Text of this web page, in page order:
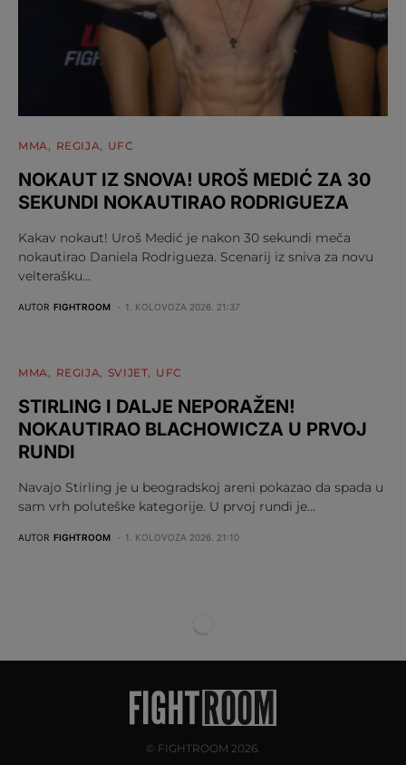
MMA REGIJA UFC
NOKAUT IZ SNOVA! UROŠ MEDIĆ ZA 30
SEKUNDI NOKAUTIRAO RODRIGUEZA
Kakav nokaut! Uroš Medić je nakon 30 sekundi meča
nokautirao Daniela Rodrigueza. Scenarij iz sniva za novu
velterašku…
AUTOR FIGHTROOM 1. KOLOVOZA 2026. 21:37
MMA REGIJA SVIJET UFC
STIRLING I DALJE NEPORAŽEN!
NOKAUTIRAO BLACHOWICZA U PRVOJ
RUNDI
Navajo Stirling je u beogradskoj areni pokazao da spada u
sam vrh poluteške kategorije. U prvoj rundi je…
AUTOR FIGHTROOM 1. KOLOVOZA 2026. 21:10
© FIGHTROOM 2026.